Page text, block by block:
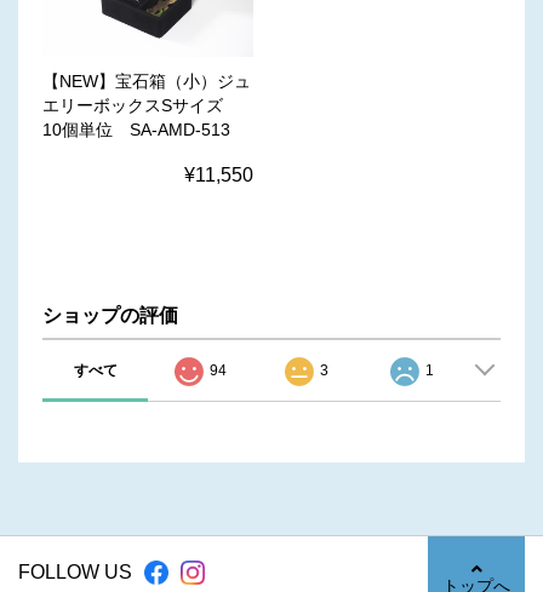
【NEW】宝石箱（小）ジュ
エリーボックスSサイズ
10個単位 SA-AMD-513
¥11,550
ショップの評価
すべて 94 3 1
FOLLOW US
トップへ